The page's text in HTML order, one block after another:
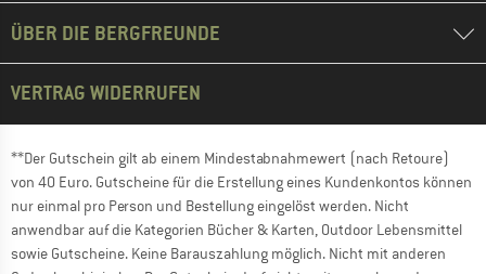
ÜBER DIE BERGFREUNDE
VERTRAG WIDERRUFEN
**Der Gutschein gilt ab einem Mindestabnahmewert (nach Retoure)
von 40 Euro. Gutscheine für die Erstellung eines Kundenkontos können
nur einmal pro Person und Bestellung eingelöst werden. Nicht
anwendbar auf die Kategorien Bücher & Karten, Outdoor Lebensmittel
sowie Gutscheine. Keine Barauszahlung möglich. Nicht mit anderen